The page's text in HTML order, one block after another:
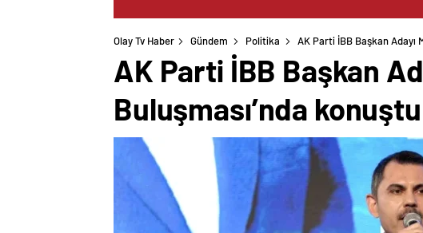
Olay Tv Haber Gündem Politika AK Parti İBB Başkan Adayı
AK Parti İBB Başkan
Buluşması’nda konuştu